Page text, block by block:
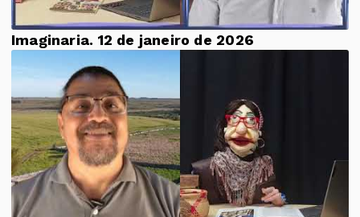
Imaginaria. 12 de janeiro de 2026